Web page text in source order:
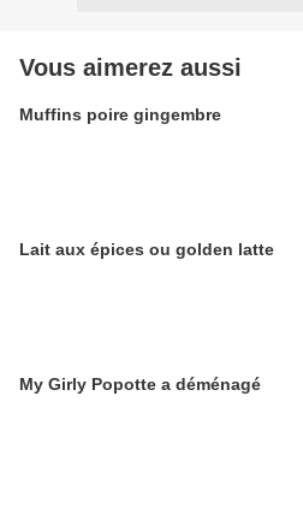
Vous aimerez aussi
Muffins poire gingembre
Lait aux épices ou golden latte
My Girly Popotte a déménagé